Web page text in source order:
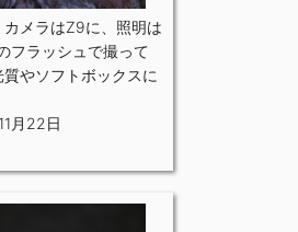
カメラはZ9に、照明は
フラッシュで撮って
質やソフトボックスに
月22日